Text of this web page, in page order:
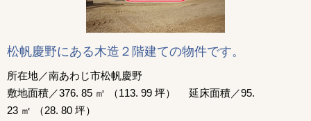
松帆慶野にある木造２階建ての物件です。
所在地／南あわじ市松帆慶野
敷地面積／376. 85 ㎡ （113. 99 坪） 延床面積／95.
23 ㎡ （28. 80 坪）